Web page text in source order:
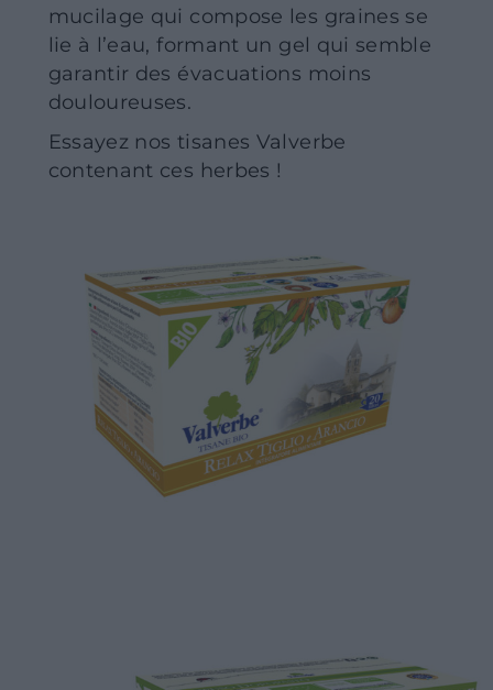
mucilage qui compose les graines se
lie à l’eau, formant un gel qui semble
garantir des évacuations moins
douloureuses.
Essayez nos tisanes Valverbe
contenant ces herbes !